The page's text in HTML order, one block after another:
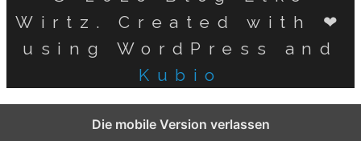
Wirtz. Created with ❤
using WordPress and
Kubio
Die mobile Version verlassen